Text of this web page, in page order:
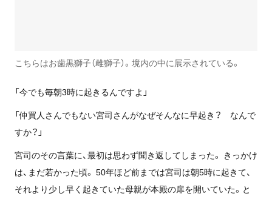
こちらはお歯黒獅子（雌獅子）。境内の中に展示されている。
「今でも毎朝3時に起きるんですよ」
「仲買人さんでもない宮司さんがなぜそんなに早起き？ なんで
すか？」
宮司のその言葉に、最初は思わず聞き返してしまった。 きっかけ
は、まだ若かった頃。 50年ほど前までは宮司は朝5時に起きて、
それより少し早く起きていた母親が本殿の扉を開いていた。と